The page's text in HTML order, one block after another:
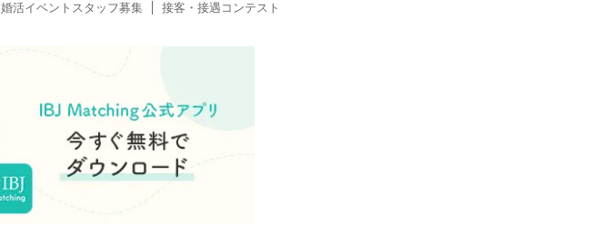
婚活イベントスタッフ募集 接客・接遇コンテスト